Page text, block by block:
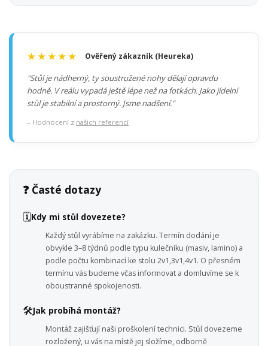
★★★★★ Ověřený zákazník (Heureka)
"Stůl je nádherný, ty soustružené nohy dělají opravdu
hodně. V reálu vypadá ještě lépe než na fotkách. Jako jídelní
stůl je stabilní a prostorný. Jsme nadšení."
– Hodnocení z našich referencí
❓ Časté dotazy
🗓️Kdy mi stůl dovezete?
Každý stůl vyrábíme na zakázku. Termín dodání je
obvykle 3–8 týdnů podle typu kulečníku (masiv, lamino) a
podle počtu kombinací ke stolu 2v1,3v1,4v1. O přesném
termínu vás budeme včas informovat a domluvíme se k
oboustranné spokojenosti.
🛠️Jak probíhá montáž?
Montáž zajišťují naši proškolení technici. Stůl dovezeme
rozložený, u vás na místě jej složíme, odborně